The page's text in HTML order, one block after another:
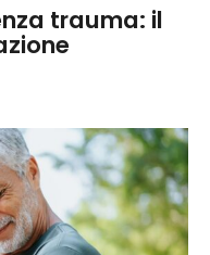
trauma: il